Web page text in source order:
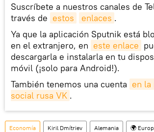
Suscríbete a nuestros canales de
través de estos enlaces .
Ya que la aplicación Sputnik está
en el extranjero, en este enlace
descargarla e instalarla en tu
móvil (¡solo para Android!).
También tenemos una cuenta en la
social rusa VK .
Economía Kiril Dmítriev Alemania 🌍